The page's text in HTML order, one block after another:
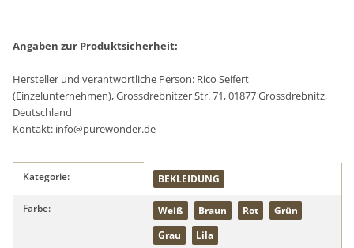
Angaben zur Produktsicherheit:
Hersteller und verantwortliche Person: Rico Seifert
(Einzelunternehmen), Grossdrebnitzer Str. 71, 01877 Grossdrebnitz,
Deutschland
Kontakt: info@purewonder.de
Produkteigenschaft
Wert
Kategorie: BEKLEIDUNG
Farbe: Weiß Braun Rot
Grün
Grau
Lila